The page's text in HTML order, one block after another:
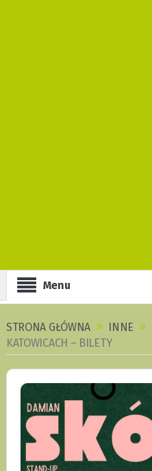
Menu
STRONA GŁÓWNA INNE
KATOWICACH – BILETY